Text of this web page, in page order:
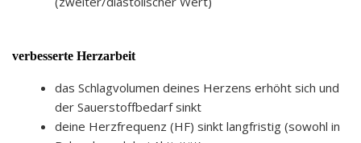
verbesserte Herzarbeit
das Schlagvolumen deines Herzens erhöht sich und
der Sauerstoffbedarf sinkt
deine Herzfrequenz (HF) sinkt langfristig (sowohl in